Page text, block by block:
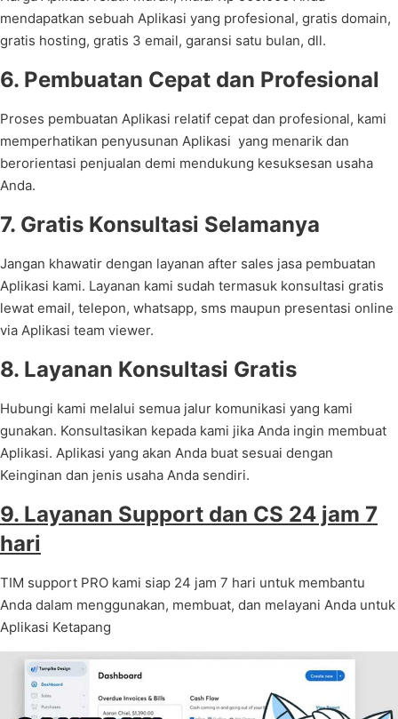
mendapatkan sebuah Aplikasi yang profesional, gratis domain,
gratis hosting, gratis 3 email, garansi satu bulan, dll.
6. Pembuatan Cepat dan Profesional
Proses pembuatan Aplikasi relatif cepat dan profesional, kami
memperhatikan penyusunan Aplikasi yang menarik dan
berorientasi penjualan demi mendukung kesuksesan usaha
Anda.
7. Gratis Konsultasi Selamanya
Jangan khawatir dengan layanan after sales jasa pembuatan
Aplikasi kami. Layanan kami sudah termasuk konsultasi gratis
lewat email, telepon, whatsapp, sms maupun presentasi online
via Aplikasi team viewer.
8. Layanan Konsultasi Gratis
Hubungi kami melalui semua jalur komunikasi yang kami
gunakan. Konsultasikan kepada kami jika Anda ingin membuat
Aplikasi. Aplikasi yang akan Anda buat sesuai dengan
Keinginan dan jenis usaha Anda sendiri.
9. Layanan Support dan CS 24 jam 7
hari
TIM support PRO kami siap 24 jam 7 hari untuk membantu
Anda dalam menggunakan, membuat, dan melayani Anda untuk
Aplikasi Ketapang